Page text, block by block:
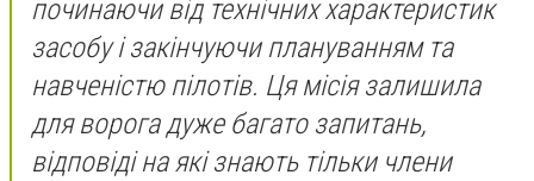
починаючи від технічних характеристик
засобу і закінчуючи плануванням та
навченістю пілотів. Ця місія залишила
для ворога дуже багато запитань,
відповіді на які знають тільки члени